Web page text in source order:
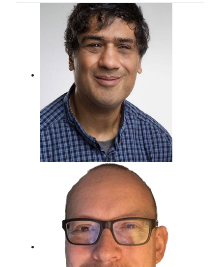
Er ist Musikexperte und Bassist, der
darf das!
Kindertraum erfüllt, Beim Radio
gelandet.